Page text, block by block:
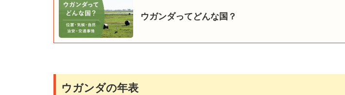
ウガンダってどんな国？
ウガンダの年表